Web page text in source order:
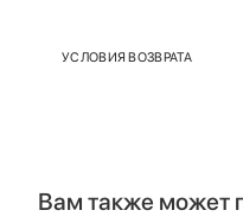
УСЛОВИЯ ВОЗВРАТА
Вам также может